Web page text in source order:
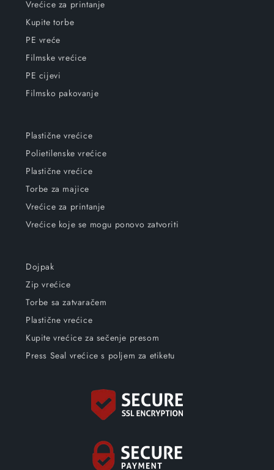
Vrećice za printanje
Kupite torbe
PE vreće
Filmske vrećice
PE cijevi
Filmsko pakovanje
Plastične vrećice
Polietilenske vrećice
Plastične vrećice
Torbe za majice
Vrećice za printanje
Vrećice koje se mogu ponovo zatvoriti
Dojpak
Zip vrećice
Torbe sa zatvaračem
Plastične vrećice
Kupite vrećice za sečenje presom
Press Seal vrećice s poljem za etiketu